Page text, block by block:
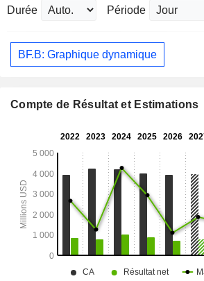
Durée Période
BF.B: Graphique dynamique
Compte de Résultat et Estimations